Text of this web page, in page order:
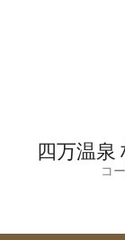
四万温泉
コ